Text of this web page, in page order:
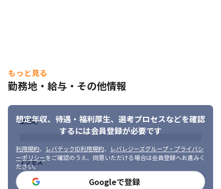
もっと見る
勤務地・給与・その他情報
想定年収、待遇・福利厚生、 選考プロセスなどを確認
するには会員登録が必要です
利用規約、 レバテックID利用規約、
レバレジーズグループ・プライバシ
ーポリシーをご確認のうえ、同意いただける場合は会員登録へお進みく
ださい。
Googleで登録
勤務地
アクセス